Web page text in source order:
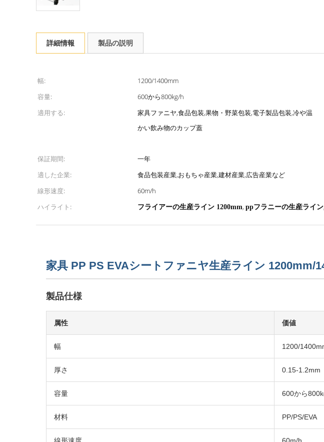
詳細情報 製品の説明
幅: 1200/1400mm
容量:
600から800kg/h
適用する:
家具ファニヤ,食品包装,果物・野菜包装,電子製品包装,冷や温
かい飲み物のカップ蓋
保証期間:
一年
適した企業:
食品包装産業,おもちゃ産業,建材産業,広告産業など
線形速度:
60m/h
ハイライト:
フライアーの生産ライン 1200mm, ppフラニーの生産ライン
家具 PP PS EVAシートファニヤ生産ライン 1200mm/
製品仕様
属性 価値
幅 1200/
厚さ 0.15-1.2mm
容量 600から
材料 PP/PS/EVA